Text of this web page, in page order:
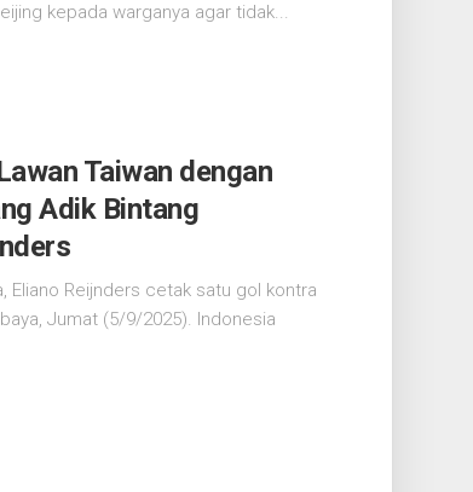
kepada warganya agar tidak...
Taiwan dengan
Adik Bintang
Eliano Reijnders cetak satu gol kontra
Jumat (5/9/2025). Indonesia